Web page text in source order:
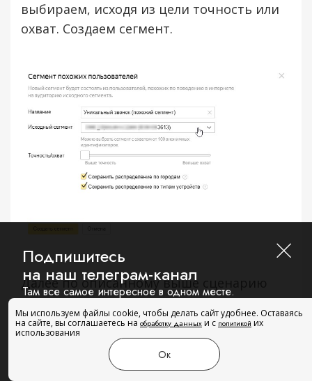
выбираем, исходя из цели точность или
охват. Создаем сегмент.
Далее по описанному выше сценарию
переходим в Яндекс.Директ , в левом
меню выбираем “Библиотека”, далее
раздел “Ретаргетинг и аудитории” и
добавляем новое условие аудитории.
Подпишитесь
на наш телеграм-канал
Там все самое интересное в одном месте.
Подписаться
Мы используем файлы cookie, чтобы делать сайт удобнее. Оставаясь
на сайте, вы соглашаетесь на обработку данныхи с политикой их
использования
Ок